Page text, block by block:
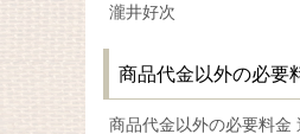
瀧井好次
商品代金以外の必要
商品代金以外の必要料金